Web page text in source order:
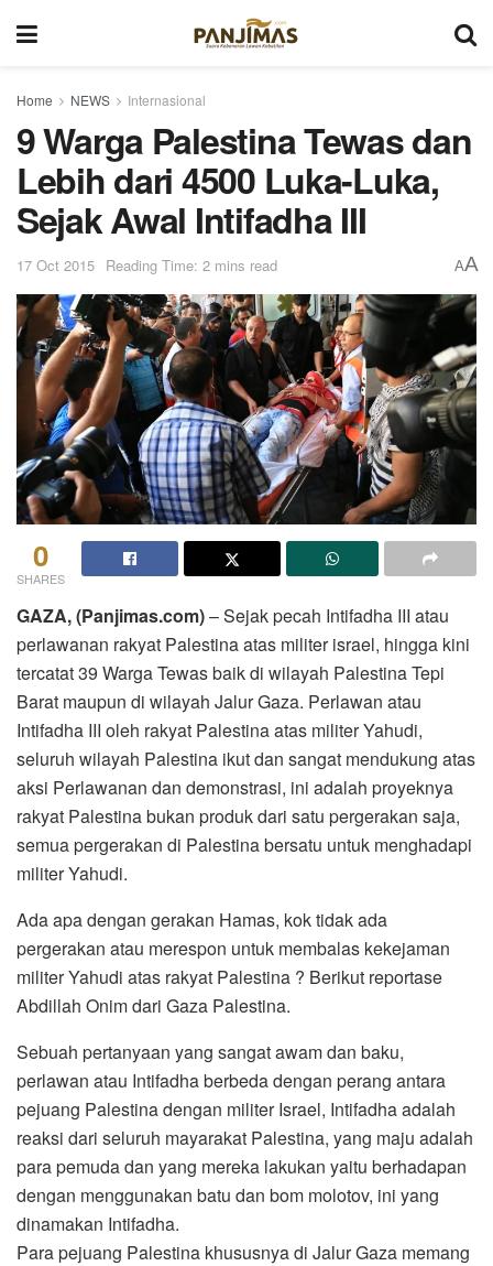
Home NEWS Internasional
9 Warga Palestina Tewas dan
Lebih dari 4500 Luka-Luka,
Sejak Awal Intifadha III
17 Oct 2015 Reading Time: 2 mins read AA
0
SHARES
GAZA, (Panjimas.com)– Sejak pecah Intifadha III atau
perlawanan rakyat Palestina atas militer israel, hingga kini
tercatat 39 Warga Tewas baik di wilayah Palestina Tepi
Barat maupun di wilayah Jalur Gaza. Perlawan atau
Intifadha III oleh rakyat Palestina atas militer Yahudi,
seluruh wilayah Palestina ikut dan sangat mendukung atas
aksi Perlawanan dan demonstrasi, ini adalah proyeknya
rakyat Palestina bukan produk dari satu pergerakan saja,
semua pergerakan di Palestina bersatu untuk menghadapi
militer Yahudi.
Ada apa dengan gerakan Hamas, kok tidak ada
pergerakan atau merespon untuk membalas kekejaman
militer Yahudi atas rakyat Palestina ? Berikut reportase
Abdillah Onim dari Gaza Palestina.
Sebuah pertanyaan yang sangat awam dan baku,
perlawan atau Intifadha berbeda dengan perang antara
pejuang Palestina dengan militer Israel, Intifadha adalah
reaksi dari seluruh mayarakat Palestina, yang maju adalah
para pemuda dan yang mereka lakukan yaitu berhadapan
dengan menggunakan batu dan bom molotov, ini yang
dinamakan Intifadha.
Para pejuang Palestina khususnya di Jalur Gaza memang